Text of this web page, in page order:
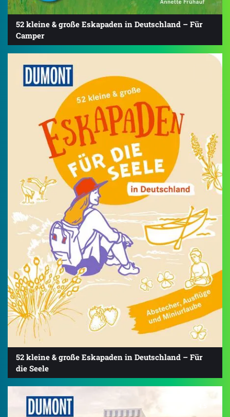
52 kleine & große Eskapaden in Deutschland – Für
Camper
52 kleine & große Eskapaden in Deutschland – Für
die Seele